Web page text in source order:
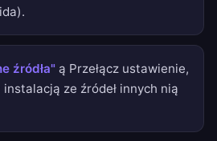
źródła" ą Przełącz ustawienie,
ze źródeł innych nią